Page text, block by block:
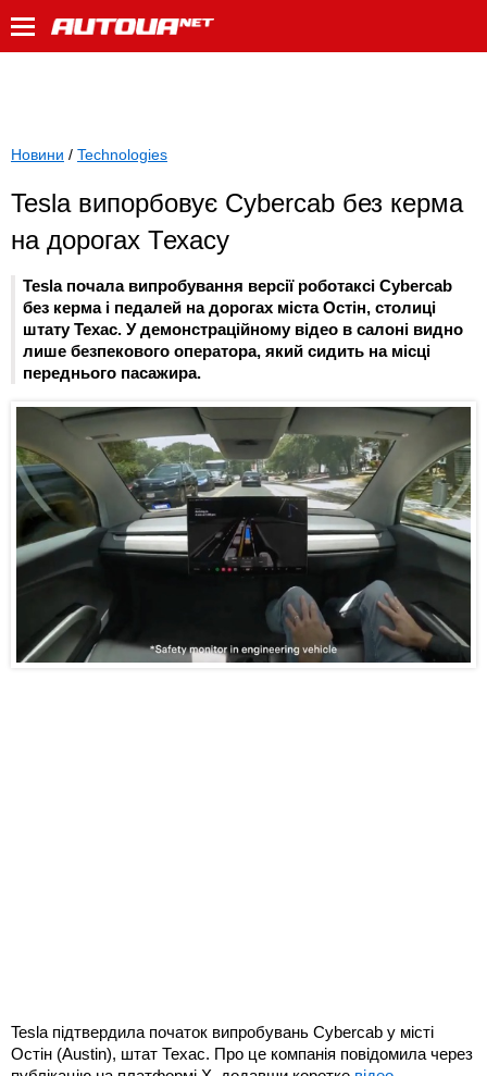
Новини / Technologies
Tesla випорбовує Cybercab без керма
на дорогах Техасу
Tesla почала випробування версії роботаксі Cybercab
без керма і педалей на дорогах міста Остін, столиці
штату Техас. У демонстраційному відео в салоні видно
лише безпекового оператора, який сидить на місці
переднього пасажира.
Tesla підтвердила початок випробувань Cybercab у місті
Остін (Austin), штат Техас. Про це компанія повідомила через